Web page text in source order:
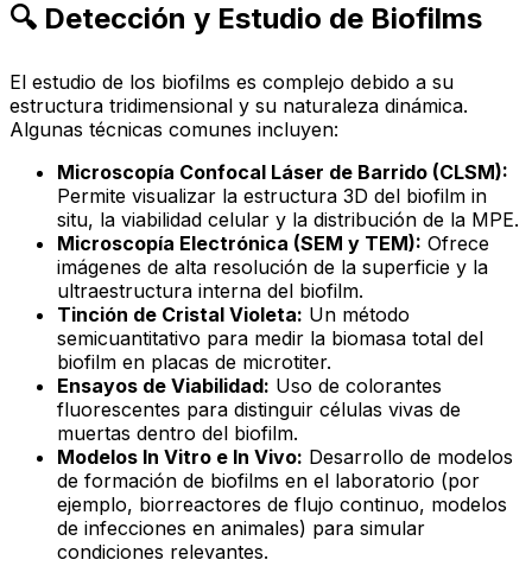
🔍 Detección y Estudio de Biofilms
El estudio de los biofilms es complejo debido a su
estructura tridimensional y su naturaleza dinámica.
Algunas técnicas comunes incluyen:
Microscopía Confocal Láser de Barrido (CLSM):
Permite visualizar la estructura 3D del biofilm in
situ, la viabilidad celular y la distribución de la MPE.
Microscopía Electrónica (SEM y TEM): Ofrece
imágenes de alta resolución de la superficie y la
ultraestructura interna del biofilm.
Tinción de Cristal Violeta: Un método
semicuantitativo para medir la biomasa total del
biofilm en placas de microtiter.
Ensayos de Viabilidad: Uso de colorantes
fluorescentes para distinguir células vivas de
muertas dentro del biofilm.
Modelos In Vitro e In Vivo: Desarrollo de modelos
de formación de biofilms en el laboratorio (por
ejemplo, biorreactores de flujo continuo, modelos
de infecciones en animales) para simular
condiciones relevantes.